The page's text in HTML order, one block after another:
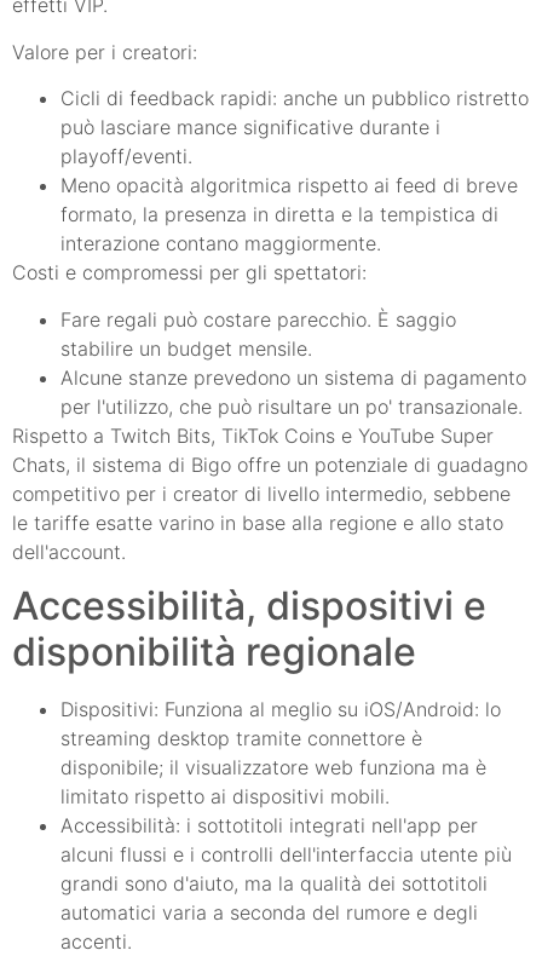
effetti VIP.
Valore per i creatori:
Cicli di feedback rapidi: anche un pubblico ristretto
può lasciare mance significative durante i
playoff/eventi.
Meno opacità algoritmica rispetto ai feed di breve
formato, la presenza in diretta e la tempistica di
interazione contano maggiormente.
Costi e compromessi per gli spettatori:
Fare regali può costare parecchio. È saggio
stabilire un budget mensile.
Alcune stanze prevedono un sistema di pagamento
per l'utilizzo, che può risultare un po' transazionale.
Rispetto a Twitch Bits, TikTok Coins e YouTube Super
Chats, il sistema di Bigo offre un potenziale di guadagno
competitivo per i creator di livello intermedio, sebbene
le tariffe esatte varino in base alla regione e allo stato
dell'account.
Accessibilità, dispositivi e
disponibilità regionale
Dispositivi: Funziona al meglio su iOS/Android: lo
streaming desktop tramite connettore è
disponibile; il visualizzatore web funziona ma è
limitato rispetto ai dispositivi mobili.
Accessibilità: i sottotitoli integrati nell'app per
alcuni flussi e i controlli dell'interfaccia utente più
grandi sono d'aiuto, ma la qualità dei sottotitoli
automatici varia a seconda del rumore e degli
accenti.